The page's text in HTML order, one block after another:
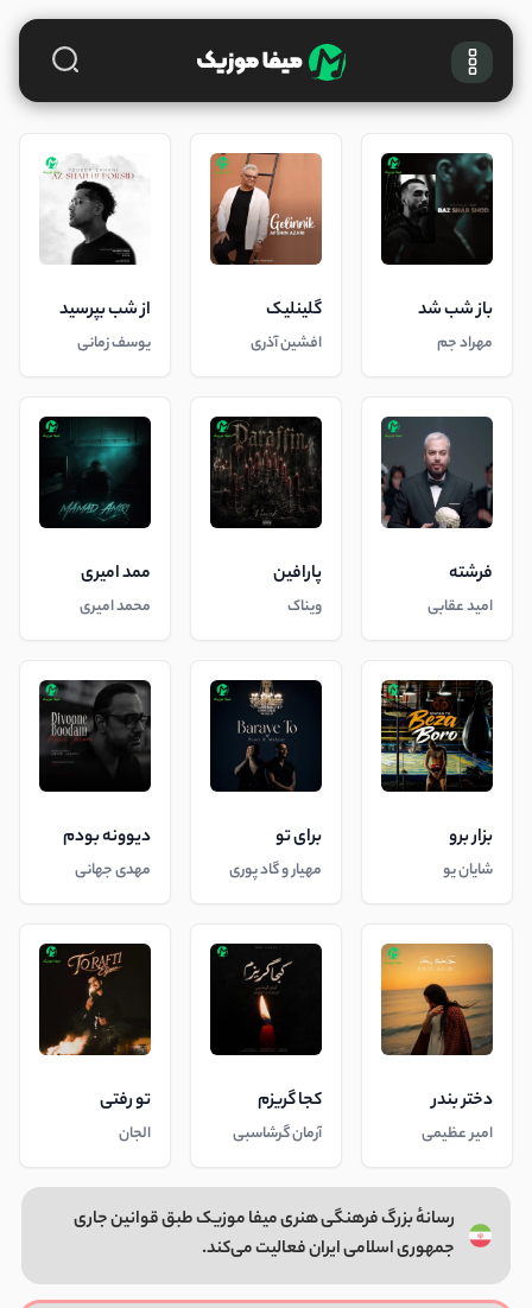
باز شب شد
مهراد جم
گلینلیک
افشین آذری
از شب بپرسید
یوسف زمانی
فرشته
امید عقابی
پارافین
ویناک
ممد امیری
محمد امیری
بزار برو
شایان یو
برای تو
مهیار و گاد پوری
دیوونه بودم
مهدی جهانی
دختر بندر
امیر عظیمی
کجا گریزم
آرمان گرشاسبی
تو رفتی
الجان
رسانهٔ بزرگ فرهنگی هنری میفا موزیک طبق قوانین جاری
جمهوری اسلامی ایران فعالیت می‌کند.